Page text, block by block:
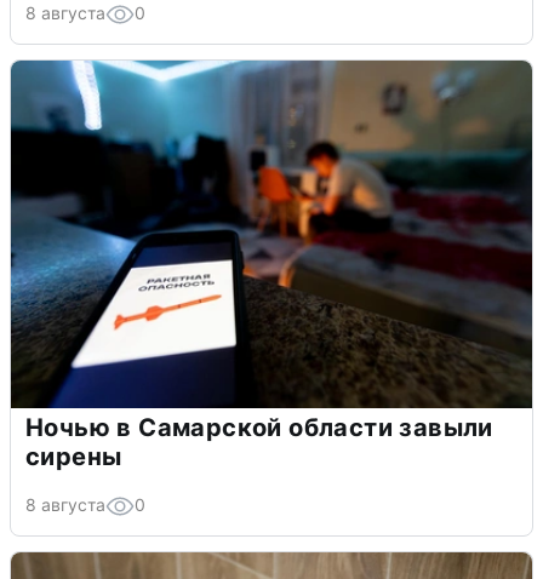
8 августа 0
Ночью в Самарской области завыли
сирены
8 августа 0